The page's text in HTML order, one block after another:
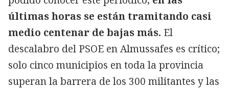
últimas horas se están tramitando casi
medio centenar de bajas más. El
descalabro del PSOE en Almussafes es crítico;
solo cinco municipios en toda la provincia
superan la barrera de los 300 militantes y las